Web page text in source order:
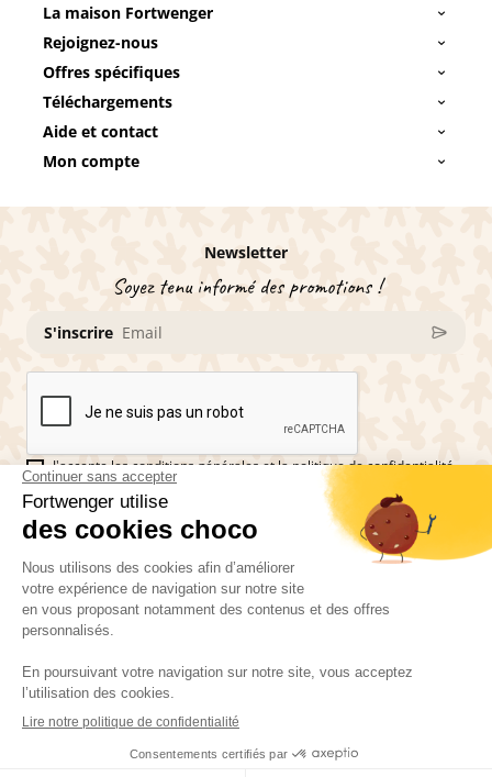
La maison Fortwenger
Rejoignez-nous
Offres spécifiques
Téléchargements
Aide et contact
Mon compte
Newsletter
Soyez tenu informé des promotions !
S'inscrire
J'accepte les conditions générales et la politique de confidentialité
Vous êtes fan de pains d'épices ?
Conditions générales de ventesMentions légales
La politique de confidentialité